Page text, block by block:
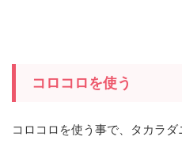
コロコロを使う
コロコロを使う事で、タカラ